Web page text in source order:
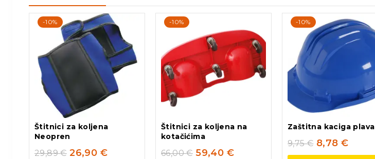
-10%
Štitnici za koljena
Neopren
29,89€ 26,90 €
-10%
Štitnici za koljena na
kotačićima
66,00€ 59,40 €
-10%
Zaštitna kaciga plava
9,75€ 8,78 €